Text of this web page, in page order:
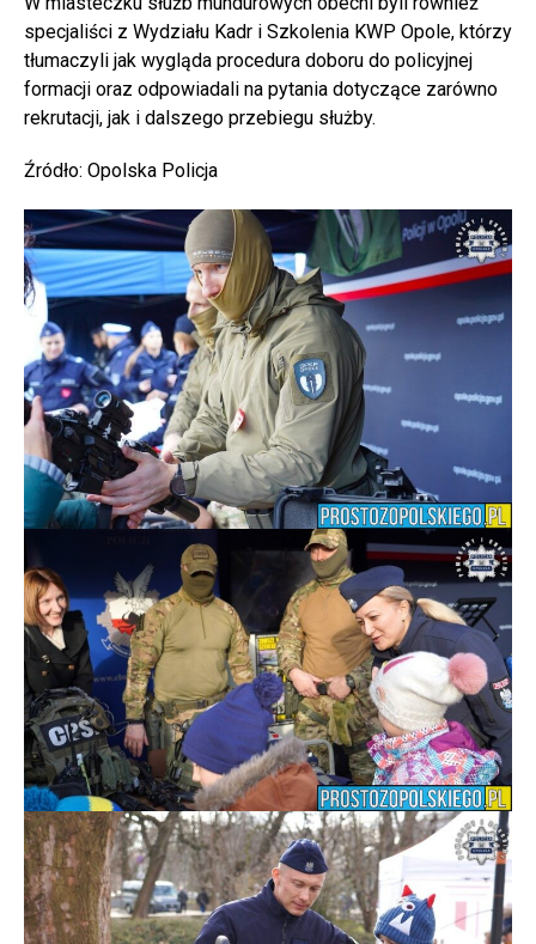
specjaliści z Wydziału Kadr i Szkolenia KWP Opole, którzy
tłumaczyli jak wygląda procedura doboru do policyjnej
formacji oraz odpowiadali na pytania dotyczące zarówno
rekrutacji, jak i dalszego przebiegu służby.
Źródło: Opolska Policja